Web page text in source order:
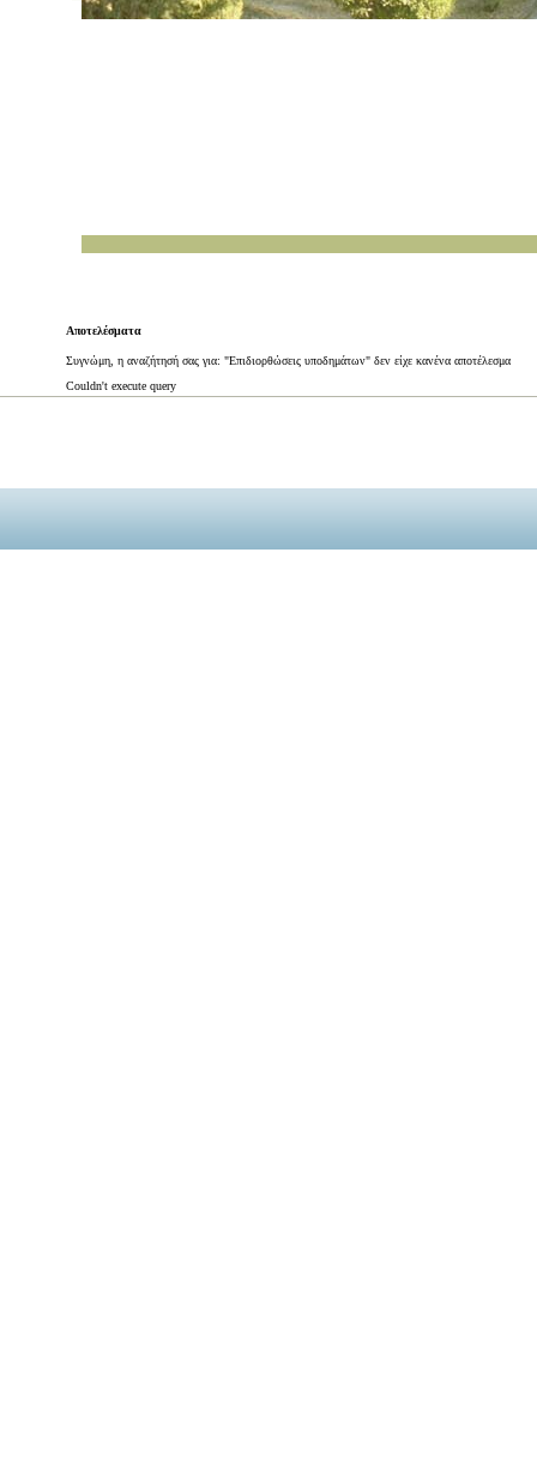
Αποτελέσματα
Συγνώμη, η αναζήτησή σας για: "Επιδιορθώσεις υποδημάτων" δεν είχε κανένα αποτέλεσμα
Couldn't execute query